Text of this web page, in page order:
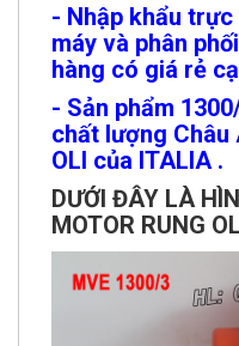
- Nhập khẩu
máy và phân
hàng có giá rẻ
- Sản phẩm
chất lượng Châu
OLI của ITALIA .
DƯỚI ĐÂY LÀ
MOTOR RUNG